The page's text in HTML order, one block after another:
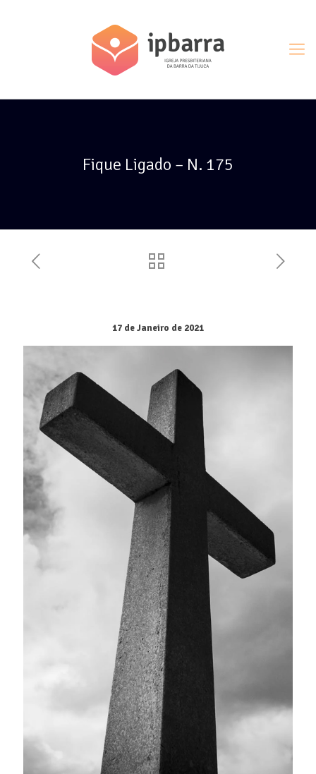
Fique Ligado – N. 175
17 de Janeiro de 2021